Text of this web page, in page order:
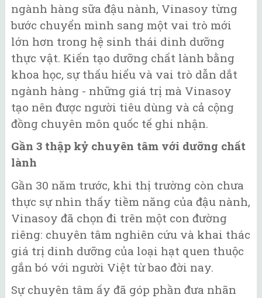
ngành hàng sữa đậu nành, Vinasoy từng
bước chuyển mình sang một vai trò mới
lớn hơn trong hệ sinh thái dinh dưỡng
thực vật. Kiến tạo dưỡng chất lành bằng
khoa học, sự thấu hiểu và vai trò dẫn dắt
ngành hàng - những giá trị mà Vinasoy
tạo nên được người tiêu dùng và cả cộng
đồng chuyên môn quốc tế ghi nhận.
Gần 3 thập kỷ chuyên tâm với dưỡng chất
lành
Gần 30 năm trước, khi thị trường còn chưa
thực sự nhìn thấy tiềm năng của đậu nành,
Vinasoy đã chọn đi trên một con đường
riêng: chuyên tâm nghiên cứu và khai thác
giá trị dinh dưỡng của loại hạt quen thuộc
gắn bó với người Việt từ bao đời nay.
Sự chuyên tâm ấy đã góp phần đưa nhãn